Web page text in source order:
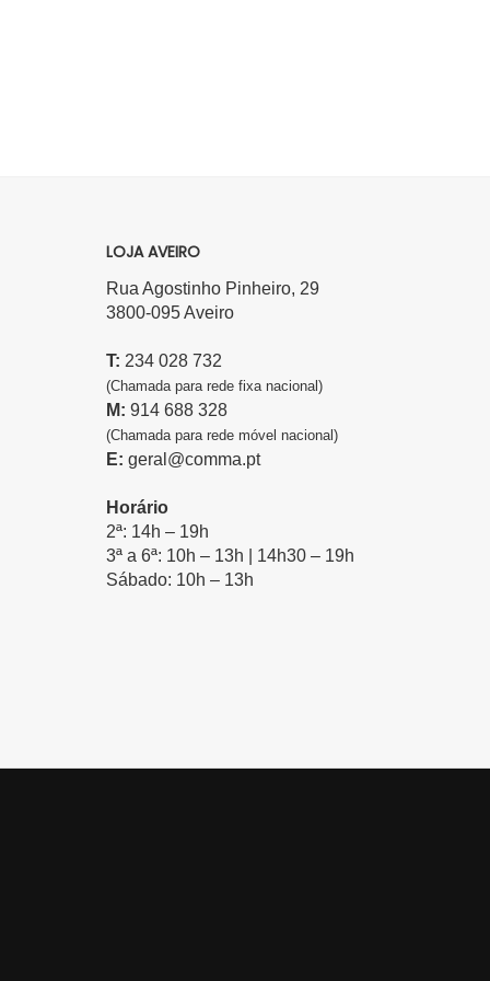
LOJA AVEIRO
Rua Agostinho Pinheiro, 29
3800-095 Aveiro
T: 234 028 732
(Chamada para rede fixa nacional)
M: 914 688 328
(Chamada para rede móvel nacional)
E: geral@comma.pt
Horário
2ª: 14h – 19h
3ª a 6ª: 10h – 13h | 14h30 – 19h
Sábado: 10h – 13h